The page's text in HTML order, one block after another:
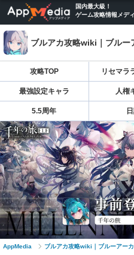
国内最大級！
ゲーム攻略情報メデ
ブルアカ攻略wiki｜ブルー
攻略TOP リセマラ
最強設定キャラ 人権
5.5周年
AppMedia ブルアカ攻略wiki｜ブルーアー